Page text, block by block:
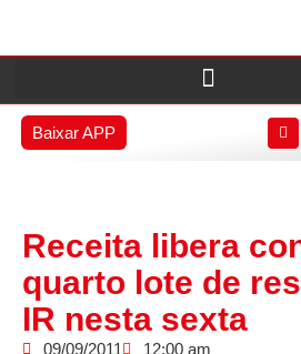
Baixar APP
Receita libera
quarto lote de
IR nesta sexta
09/09/2011 12:00 am